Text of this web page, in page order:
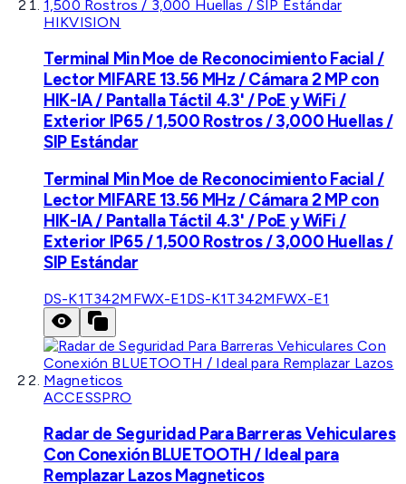
HIKVISION
Terminal Min Moe de Reconocimiento Facial /
Lector MIFARE 13.56 MHz / Cámara 2 MP con
HIK-IA / Pantalla Táctil 4.3' / PoE y WiFi /
Exterior IP65 / 1,500 Rostros / 3,000 Huellas /
SIP Estándar
Terminal Min Moe de Reconocimiento Facial /
Lector MIFARE 13.56 MHz / Cámara 2 MP con
HIK-IA / Pantalla Táctil 4.3' / PoE y WiFi /
Exterior IP65 / 1,500 Rostros / 3,000 Huellas /
SIP Estándar
DS-K1T342MFWX-E1 DS-K1T342MFWX-E1
ACCESSPRO
Radar de Seguridad Para Barreras Vehiculares
Con Conexión BLUETOOTH / Ideal para
Remplazar Lazos Magneticos